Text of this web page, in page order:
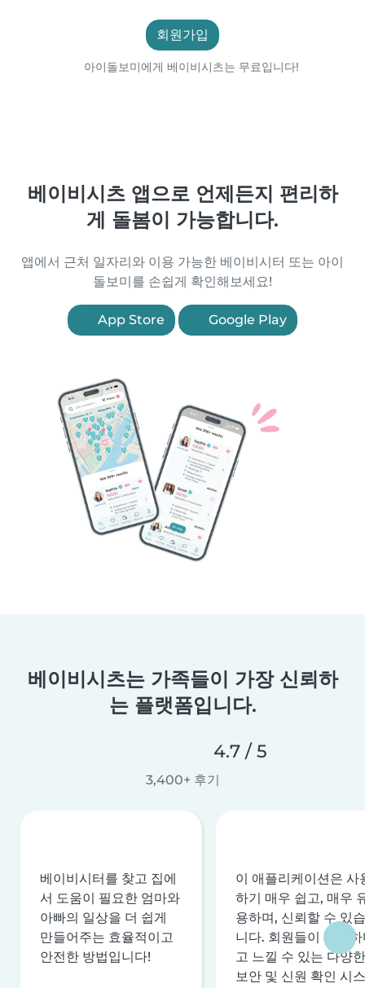
회원가입
아이돌보미에게 베이비시츠는 무료입니다!
베이비시츠 앱으로 언제든지 편리하
게 돌봄이 가능합니다.
앱에서 근처 일자리와 이용 가능한 베이비시터 또는 아이
돌보미를 손쉽게 확인해보세요!
App Store Google Play
베이비시츠는 가족들이 가장 신뢰하
는 플랫폼입니다.
4.7 / 5
3,400+ 후기
베이비시터를 찾고 집에
서 도움이 필요한 엄마와
아빠의 일상을 더 쉽게
만들어주는 효율적이고
안전한 방법입니다!
이 애플리케이션은 사
하기 매우 쉽고, 매우
용하며, 신뢰할 수 있습
니다. 회원들이 안전
고 느낄 수 있는 다양한
보안 및 신원 확인 시스